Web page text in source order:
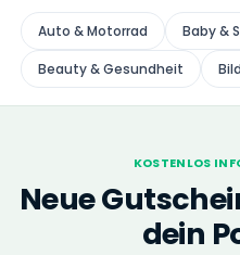
Auto & Motorrad Baby &
Beauty & Gesundheit
KOSTENLOS
Neue
dein